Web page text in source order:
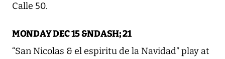
Calle 50.
MONDAY DEC 15 &NDASH; 21
“San Nicolas & el espiritu de la Navidad” play at